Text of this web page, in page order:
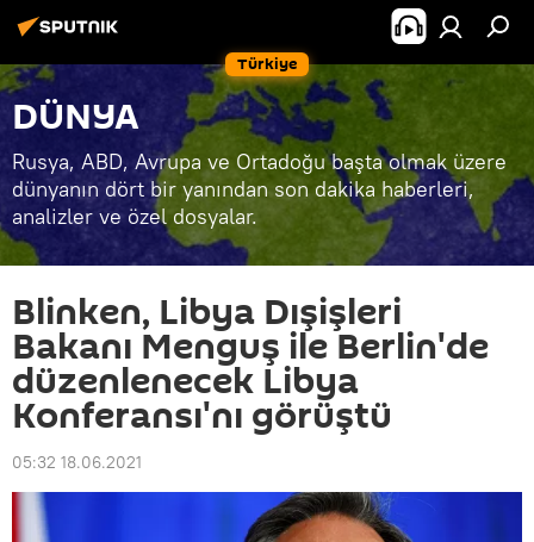
Türkiye
DÜNYA
Rusya, ABD, Avrupa ve Ortadoğu başta olmak üzere
dünyanın dört bir yanından son dakika haberleri,
analizler ve özel dosyalar.
Blinken, Libya Dışişleri
Bakanı Menguş ile Berlin'de
düzenlenecek Libya
Konferansı'nı görüştü
05:32 18.06.2021